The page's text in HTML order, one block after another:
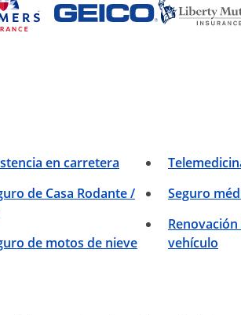
en carretera
de Casa Rodante /
de motos de nieve
Seguro
vehículo